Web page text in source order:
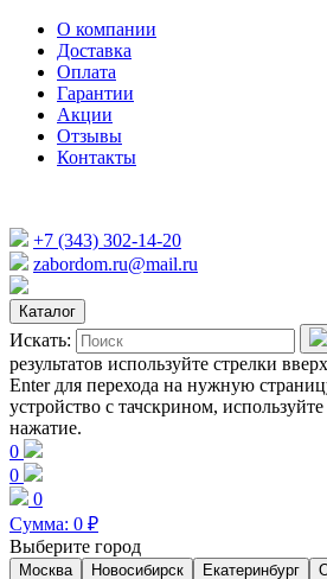
О компании
Доставка
Оплата
Гарантии
Акции
Отзывы
Контакты
+7 (343) 302-14-20
zabordom.ru@mail.ru
Каталог
Искать:
результатов используйте стрелки
Enter для перехода на нужную
устройство с тачскрином,
нажатие.
0
0
0
Сумма: 0 ₽
Выберите город
Москва Новосибирск Екатеринбург